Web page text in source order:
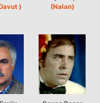
)
(Nalan)